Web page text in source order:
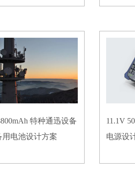
特种通迅设备
用电池设计方案
11.1V
电源设